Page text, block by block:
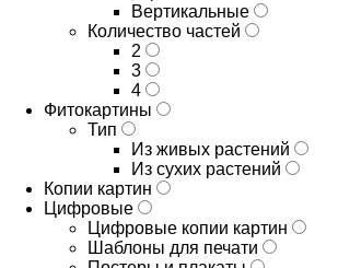
Вертикальные
Количество частей
2
3
4
Фитокартины
Тип
Из живых растений
Из сухих растений
Копии картин
Цифровые
Цифровые копии картин
Шаблоны для печати